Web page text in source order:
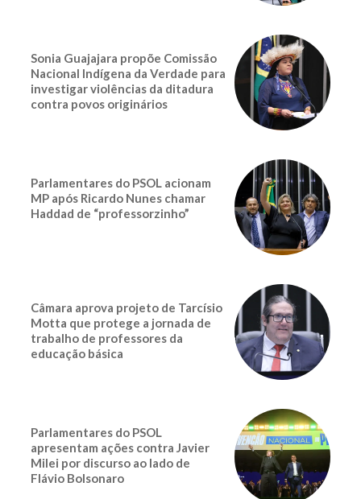
Sonia Guajajara propõe Comissão
Nacional Indígena da Verdade para
investigar violências da ditadura
contra povos originários
Parlamentares do PSOL acionam
MP após Ricardo Nunes chamar
Haddad de “professorzinho”
Câmara aprova projeto de Tarcísio
Motta que protege a jornada de
trabalho de professores da
educação básica
Parlamentares do PSOL
apresentam ações contra Javier
Milei por discurso ao lado de
Flávio Bolsonaro